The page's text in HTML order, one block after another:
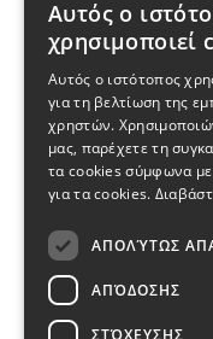
210 9880988,
Εθνικής
Αυτός ο
χρησιμοποιεί
Αυτός ο ιστότοπος
για τη βελτίωση της
χρηστών.
μας, παρέχετε τη
τα cookies σύμφωνα με
για τα cookies.
ΑΠΟΛΎΤΩΣ
ΑΠΌΔΟΣΗΣ
ΣΤΌΧΕΥΣΗΣ